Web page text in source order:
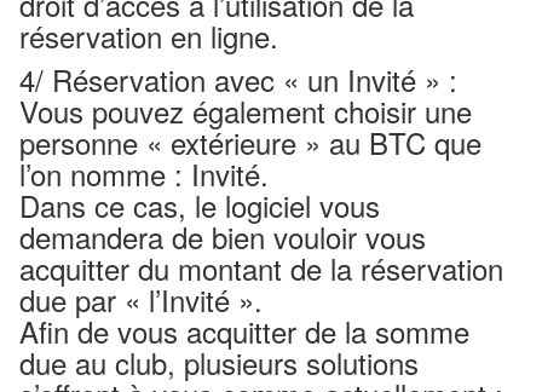
réservation en ligne.
4/ Réservation avec « un Invité » :
Vous pouvez également choisir une
personne « extérieure » au BTC que
l’on nomme : Invité.
Dans ce cas, le logiciel vous
demandera de bien vouloir vous
acquitter du montant de la réservation
due par « l’Invité ».
Afin de vous acquitter de la somme
due au club, plusieurs solutions